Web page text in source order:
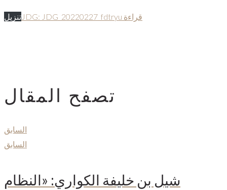
قراءة JDG: JDG_20220227_fdtryu تنزيل
تصفح المقال
السابق
السابق
شيل بن خليفة الكواري: «النظام